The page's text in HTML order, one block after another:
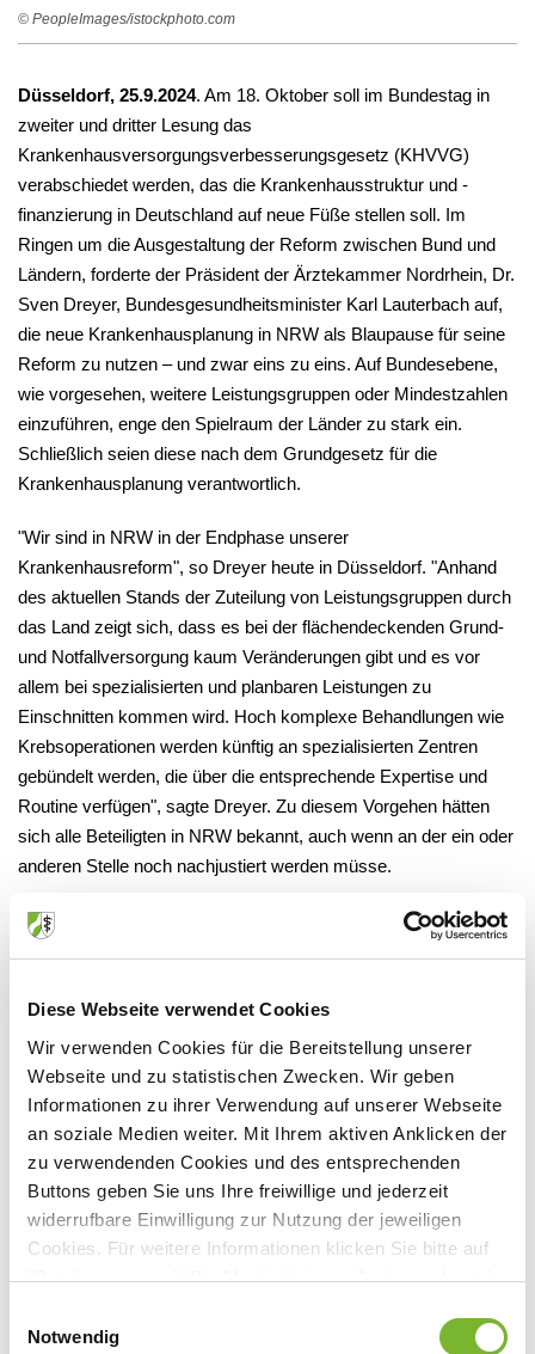
Diese Webseite verwendet Cookies
Wir verwenden Cookies für die Bereitstellung unserer
Webseite und zu statistischen Zwecken. Wir geben
Informationen zu ihrer Verwendung auf unserer Webseite
an soziale Medien weiter. Mit Ihrem aktiven Anklicken der
zu verwendenden Cookies und des entsprechenden
Buttons geben Sie uns Ihre freiwillige und jederzeit
widerrufbare Einwilligung zur Nutzung der jeweiligen
Cookies. Für weitere Informationen klicken Sie bitte auf
"Details anzeigen". Die Möglichkeit zur Änderung besteht
Datenschutzerklärung
Notwendig
© PeopleImages/istockphoto.com
Düsseldorf, 25.9.2024. Am 18. Oktober soll im Bundestag in
zweiter und dritter Lesung das
Krankenhausversorgungsverbesserungsgesetz (KHVVG)
verabschiedet werden, das die Krankenhausstruktur und -
finanzierung in Deutschland auf neue Füße stellen soll. Im
Ringen um die Ausgestaltung der Reform zwischen Bund und
Ländern, forderte der Präsident der Ärztekammer Nordrhein, Dr.
Sven Dreyer, Bundesgesundheitsminister Karl Lauterbach auf,
die neue Krankenhausplanung in NRW als Blaupause für seine
Reform zu nutzen – und zwar eins zu eins. Auf Bundesebene,
wie vorgesehen, weitere Leistungsgruppen oder Mindestzahlen
einzuführen, enge den Spielraum der Länder zu stark ein.
Schließlich seien diese nach dem Grundgesetz für die
Krankenhausplanung verantwortlich.
"Wir sind in NRW in der Endphase unserer
Krankenhausreform", so Dreyer heute in Düsseldorf. "Anhand
des aktuellen Stands der Zuteilung von Leistungsgruppen durch
das Land zeigt sich, dass es bei der flächendeckenden Grund-
und Notfallversorgung kaum Veränderungen gibt und es vor
allem bei spezialisierten und planbaren Leistungen zu
Einschnitten kommen wird. Hoch komplexe Behandlungen wie
Krebsoperationen werden künftig an spezialisierten Zentren
gebündelt werden, die über die entsprechende Expertise und
Routine verfügen", sagte Dreyer. Zu diesem Vorgehen hätten
sich alle Beteiligten in NRW bekannt, auch wenn an der ein oder
anderen Stelle noch nachjustiert werden müsse.
"Damit aber auch in Zukunft die kleinen Häuser, vornehmlich auf
eine echte Finanzierungsreform durch den Bund, die nicht nur
erbrachte Leistungen vergütet, sondern naturgemäß
unterschiedliche Vorhaltekosten auch sachgerecht finanziert",
erläuterte der Kammerpräsident. "Wenn wir flächendeckend
Kinderstationen wollen, dann müssen wir die Pflegekräfte und
Ärzte dort auch dann bezahlen, wenn nur wenige Kinder
stationäre Leistungen in Anspruch nehmen".
Eine Finanzierungsreform, die eine echte Abkehr vom
bisherigen DRG-System darstelle, liege in der Zuständigkeit des
Bundes. Doch leider finde sich dieser Ansatz entgegen aller
orientiere sich die Ermittlung der Vorhaltebudgets an den